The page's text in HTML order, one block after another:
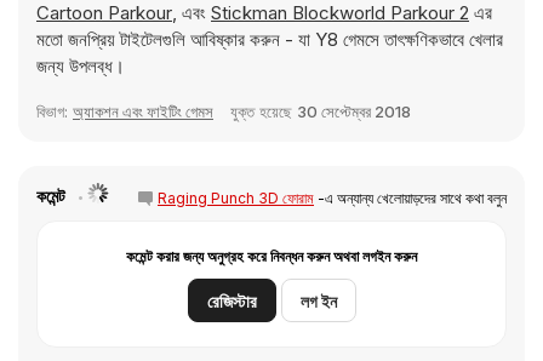
Cartoon Parkour, এবং Stickman Blockworld Parkour 2 এর
মতো জনপ্রিয় টাইটেলগুলি আবিষ্কার করুন - যা Y8 গেমসে তাৎক্ষণিকভাবে খেলার
জন্য উপলব্ধ।
বিভাগ: অ্যাকশন এবং ফাইটিং গেমস যুক্ত হয়েছে 30 সেপ্টেম্বর 2018
কমেন্ট Raging Punch 3D ফোরাম -এ অন্যান্য খেলোয়াড়দের সাথে কথা বলুন
কমেন্ট করার জন্য অনুগ্রহ করে নিবন্ধন করুন অথবা লগইন করুন
রেজিস্টার লগ ইন